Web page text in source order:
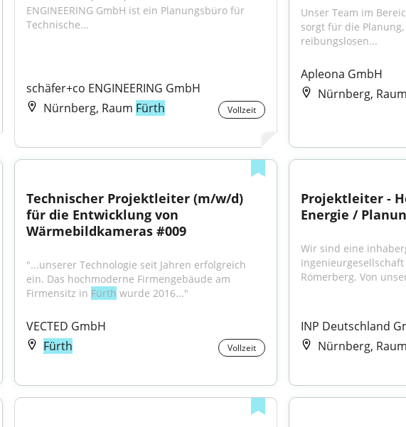
ENGINEERING GmbH ist ein Planungsbüro für
Technische...
schäfer+co ENGINEERING GmbH
Nürnberg, Raum Fürth Vollzeit
Unser Team im
sorgt für die
reibungslosen...
Apleona GmbH
Nürnberg, Raum
Technischer Projektleiter (m/w/d)
für die Entwicklung von
Wärmebildkameras #009
"...unserer Technologie seit Jahren erfolgreich
ein. Das hochmoderne Firmengebäude am
Firmensitz in Fürth wurde 2016..."
VECTED GmbH
Fürth
Vollzeit
Projektleiter -
Energie /
Wir sind eine
Römerberg. Von
INP Deutschland
Nürnberg, Raum